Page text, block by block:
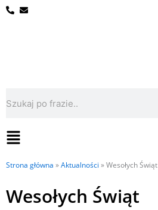
Przejdź
Flyout
Menu
Strona główna »Aktualności »Wesołych Świąt
Wesołych Świąt